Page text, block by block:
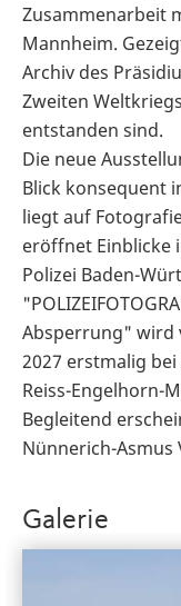
Zusammenarbeit
Mannheim.
Archiv des
Zweiten
entstanden sind.
Die neue
Blick konsequent
liegt auf
eröffnet Einblicke
Polizei Baden-
Absperrung" wird
2027 erstmalig bei
Reiss-Engelhorn-
Begleitend
Nünnerich-Asmus
Galerie